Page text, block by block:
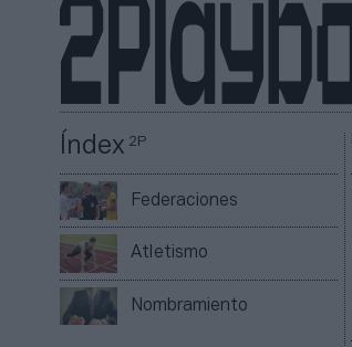
Índex2P
Federaciones
Atletismo
Nombramiento